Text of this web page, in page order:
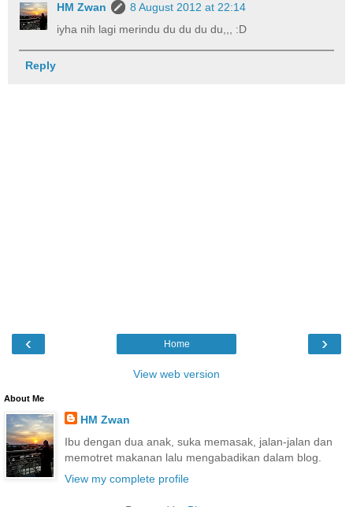
HM Zwan
8 August 2012 at 22:14
iyha nih lagi merindu du du du du,,, :D
Reply
‹ ›
Home
View web version
About Me
HM Zwan
Ibu dengan dua anak, suka memasak, jalan-jalan dan
memotret makanan lalu mengabadikan dalam blog.
View my complete profile